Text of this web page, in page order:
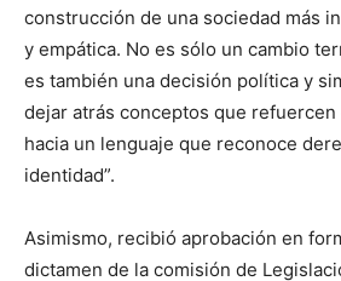
construcción de una sociedad más
y empática. No es sólo un cambio
es también una decisión política y
dejar atrás conceptos que refuercen
hacia un lenguaje que reconoce
identidad”.
Asimismo, recibió aprobación en
dictamen de la comisión de